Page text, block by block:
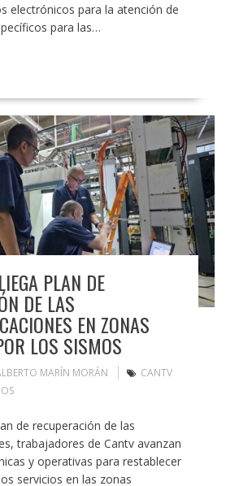
electrónicos para la atención de
para las…
PLAN DE
DE LAS
EN ZONAS
LOS SISMOS
MARÍN MORÁN
CANTV
de recuperación de las
trabajadores de Cantv avanzan
y operativas para restablecer
servicios en las zonas